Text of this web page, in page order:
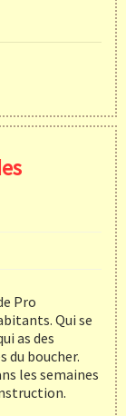
Pro
Qui se
as des
du boucher.
les semaines